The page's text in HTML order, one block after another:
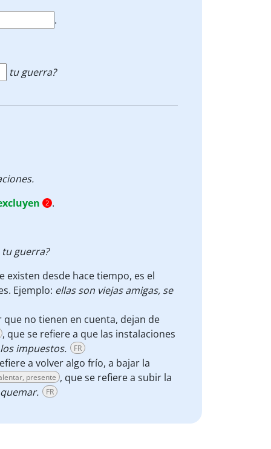
.
tu guerra?
2 .
tu guerra?
existen desde hace tiempo, es el
Ejemplo: ellas son viejas amigas, se
que no tienen en cuenta, dejan de
, que se refiere a que las instalaciones
impuestos. FR
a volver algo frío, a bajar la
presente , que se refiere a subir la
FR